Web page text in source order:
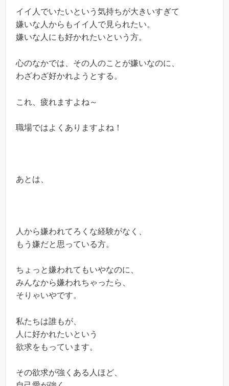
イイ人でいたいという気持ちが大きいすぎて
嫌いな人からもイイ人で見られたい。
嫌いな人にも好かれたいという方。
心のなかでは、その人のことが嫌いなのに、
わざわざ好かれようとする。
これ、疲れますよね～
職場ではよくありますよね！
あとは、
人から嫌われてろくな経験がなく、
もう嫌だと思っている方。
ちょっと嫌われてもいやなのに、
みんなから嫌われちゃったら、
そりゃいやです。
私たちは誰もが、
人に好かれたいという
欲求をもっています。
その欲求が強くある人ほど、